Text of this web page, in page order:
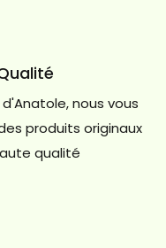
nous vous
produits originaux
qualité